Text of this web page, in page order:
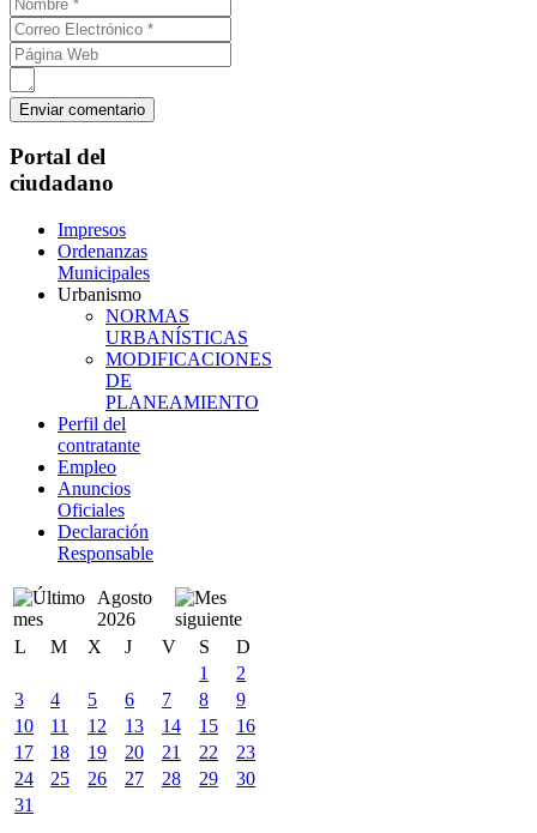
Portal del
ciudadano
Impresos
Ordenanzas
Municipales
Urbanismo
NORMAS
URBANÍSTICAS
MODIFICACIONES
DE
PLANEAMIENTO
Perfil del
contratante
Empleo
Anuncios
Oficiales
Declaración
Responsable
Agosto
2026
L
M X J V S
D
1
2
3
4 5 6 7 8
9
10
11 12 13 14 15
16
17
18 19 20 21 22
23
24
25 26 27 28 29
30
31